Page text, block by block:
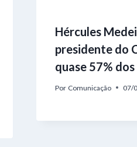
Hércules
presidente do
quase 57%
Por Comunicação 07/